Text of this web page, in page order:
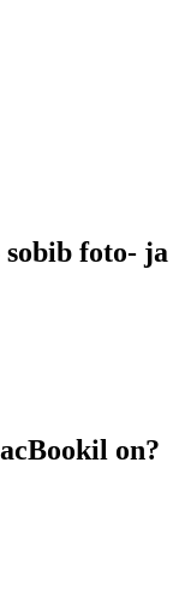
foto- ja
on?